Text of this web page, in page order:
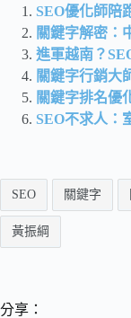
SEO優化師陪
關鍵字解密：
進軍越南？
關鍵字行銷大
關鍵字排名優
SEO不求人：
SEO 關鍵字
黃振綱
分享：